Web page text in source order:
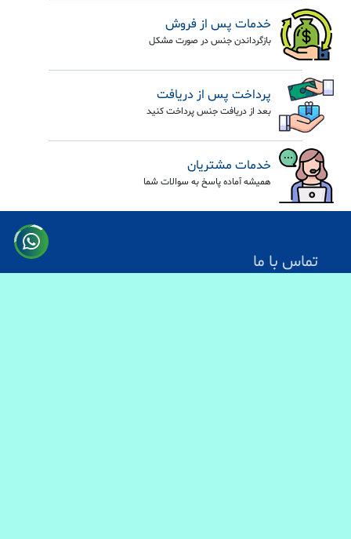
خدمات پس از فروش
بازگرداندن جنس در صورت مشکل
پرداخت پس از دریافت
بعد از دریافت جنس پرداخت کنید
خدمات مشتریان
همیشه آماده پاسخ به سوالات شما
تماس با ما